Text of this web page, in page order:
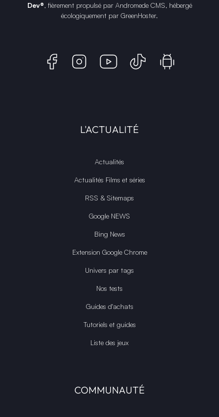
Dev®, fièrement propulsé par Andromede CMS, hébergé
écologiquement par GreenHoster.
L'ACTUALITÉ
Actualités
Actualités Films et séries
RSS & Sitemaps
Google NEWS
Bing News
Extension Google Chrome
Univers par tags
Nos tests
Guides d'achats
Tutoriels et guides
Liste des jeux
COMMUNAUTÉ